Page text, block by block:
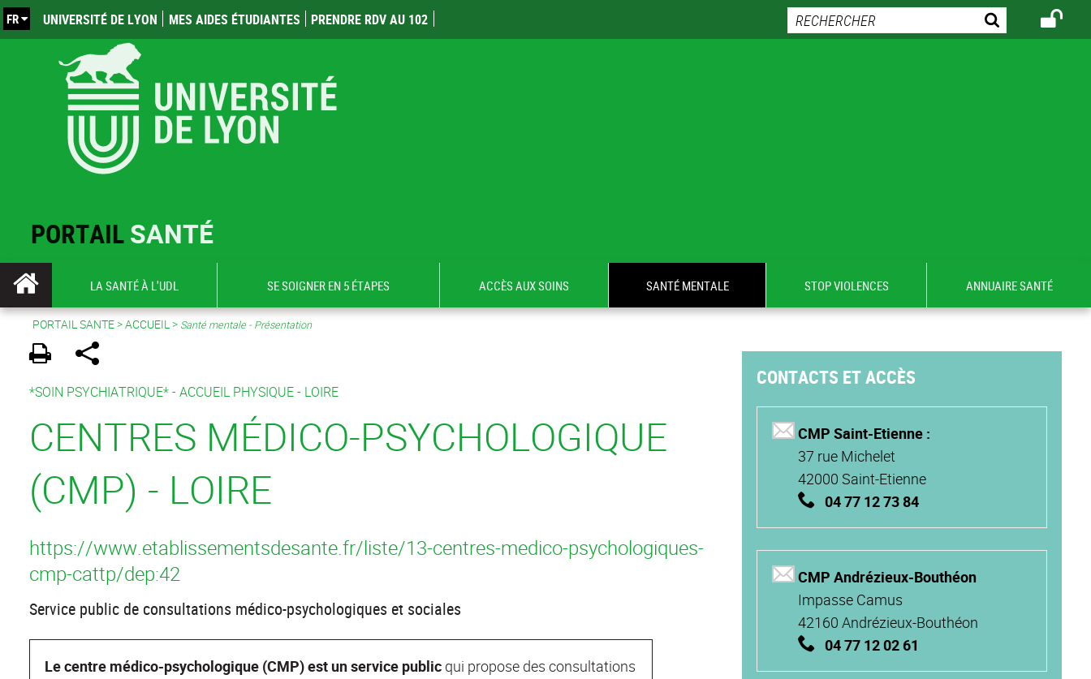
PORTAILSANTÉ
UNIVERSITÉ DE LYON MES AIDES ÉTUDIANTES PRENDRE RDV AU 102
FR
LA SANTÉ À L'UDL SE SOIGNER EN 5 ÉTAPES ACCÈS AUX SOINS SANTÉ MENTALE STOP VIOLENCES ANNUAIRE SANTÉ
PORTAIL SANTE>ACCUEIL> Santé mentale - Présentation
*SOIN PSYCHIATRIQUE* -ACCUEIL PHYSIQUE - LOIRE
CENTRES MÉDICO-PSYCHOLOGIQUE
(CMP) - LOIRE
https://www.etablissementsdesante.fr/liste/13-centres-medico-psychologiques-
cmp-cattp/dep:42
Service public de consultations médico-psychologiques et sociales
Le centre médico-psychologique (CMP) est un service public qui propose des consultations
CONTACTS ET ACCÈS
CMP Saint-Etienne :
37 rue Michelet
42000 Saint-Etienne
04 77 12 73 84
CMP Andrézieux-Bouthéon
Impasse Camus
42160 Andrézieux-Bouthéon
04 77 12 02 61